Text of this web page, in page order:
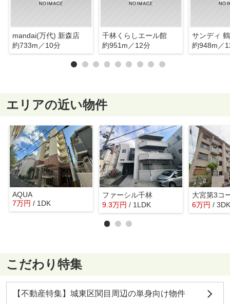
mandai(万代) 新森店
約733m／10分
千林くらしエール館
約951m／12分
サンディ
約948m／
エリアの近い物件
AQUA
7万円 / 1DK
ファーシル千林
9.3万円 / 1LDK
大宮第3コ
6万円 / 3DK
こだわり特集
【不動産特集】城東区関目周辺の単身向け物件